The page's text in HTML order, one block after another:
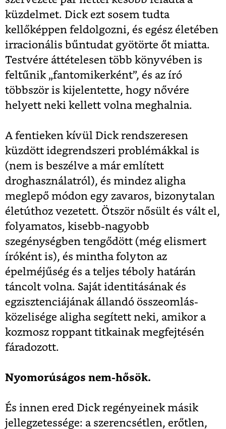
küzdelmet. Dick ezt sosem tudta
kellőképpen feldolgozni, és egész életében
irracionális bűntudat gyötörte őt miatta.
Testvére áttételesen több könyvében is
feltűnik „fantomikerként”, és az író
többször is kijelentette, hogy nővére
helyett neki kellett volna meghalnia.
A fentieken kívül Dick rendszeresen
küzdött idegrendszeri problémákkal is
(nem is beszélve a már említett
droghasználatról), és mindez aligha
meglepő módon egy zavaros, bizonytalan
életúthoz vezetett. Ötször nősült és vált el,
folyamatos, kisebb-nagyobb
szegénységben tengődött (még elismert
íróként is), és mintha folyton az
épelméjűség és a teljes téboly határán
táncolt volna. Saját identitásának és
egzisztenciájának állandó összeomlás-
közelisége aligha segített neki, amikor a
kozmosz roppant titkainak megfejtésén
fáradozott.
Nyomorúságos nem-hősök.
És innen ered Dick regényeinek másik
jellegzetessége: a szerencsétlen, erőtlen,